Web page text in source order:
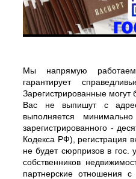
Мы напрямую
гарантирует
Зарегистрированные
Вас не выпишут с
выполняется
зарегистрированного -
Кодекса РФ), регистрация
не будет сюрпризов в гос.
собственников
партнерские отношения